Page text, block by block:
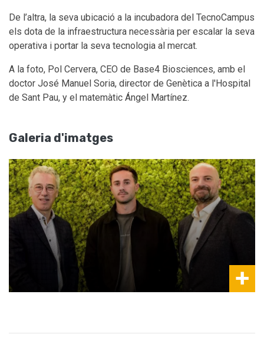
De l’altra, la seva ubicació a la incubadora del TecnoCampus
els dota de la infraestructura necessària per escalar la seva
operativa i portar la seva tecnologia al mercat.
A la foto, Pol Cervera, CEO de Base4 Biosciences, amb el
doctor José Manuel Soria, director de Genètica a l'Hospital
de Sant Pau, y el matemàtic Ángel Martínez.
Galeria d'imatges